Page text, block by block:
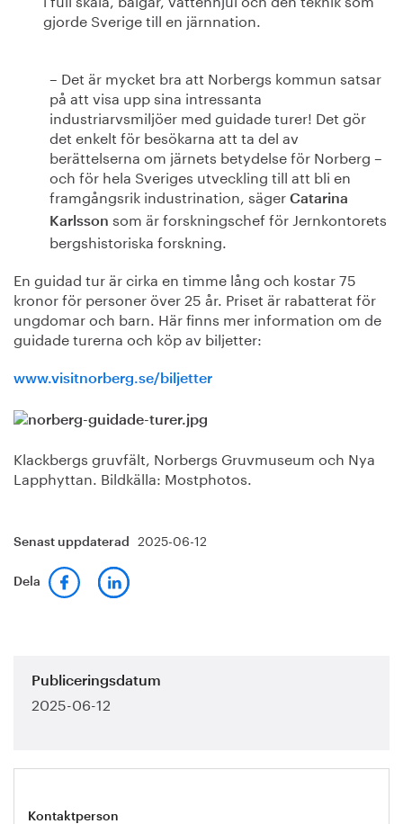
gjorde Sverige till en järnnation.
– Det är mycket bra att Norbergs kommun satsar
på att visa upp sina intressanta
industriarvsmiljöer med guidade turer! Det gör
det enkelt för besökarna att ta del av
berättelserna om järnets betydelse för Norberg –
och för hela Sveriges utveckling till att bli en
framgångsrik industrination, säger Catarina
Karlsson som är forskningschef för Jernkontorets
bergshistoriska forskning.
En guidad tur är cirka en timme lång och kostar 75
kronor för personer över 25 år. Priset är rabatterat för
ungdomar och barn. Här finns mer information om de
guidade turerna och köp av biljetter:
www.visitnorberg.se/biljetter
Klackbergs gruvfält, Norbergs Gruvmuseum och Nya
Lapphyttan. Bildkälla: Mostphotos.
Senast uppdaterad 2025-06-12
Dela
Publiceringsdatum
2025-06-12
Kontaktperson